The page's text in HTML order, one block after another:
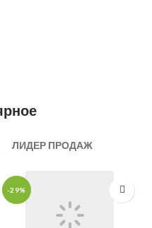
ЛИДЕР ПРОДАЖ
-29%